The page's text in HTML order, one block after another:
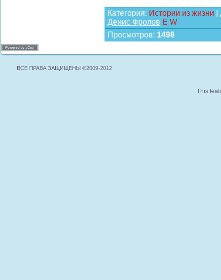
Категория: Истории из жизни
Денис Фролов E W
Просмотров: 1498
ВСЕ ПРАВА ЗАЩИЩЕНЫ ©2009-2012
This